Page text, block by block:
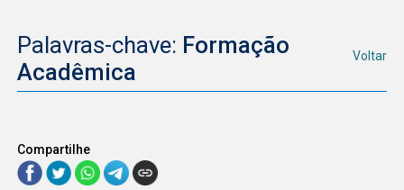
Palavras-chave: Formação
Acadêmica
Voltar
Compartilhe